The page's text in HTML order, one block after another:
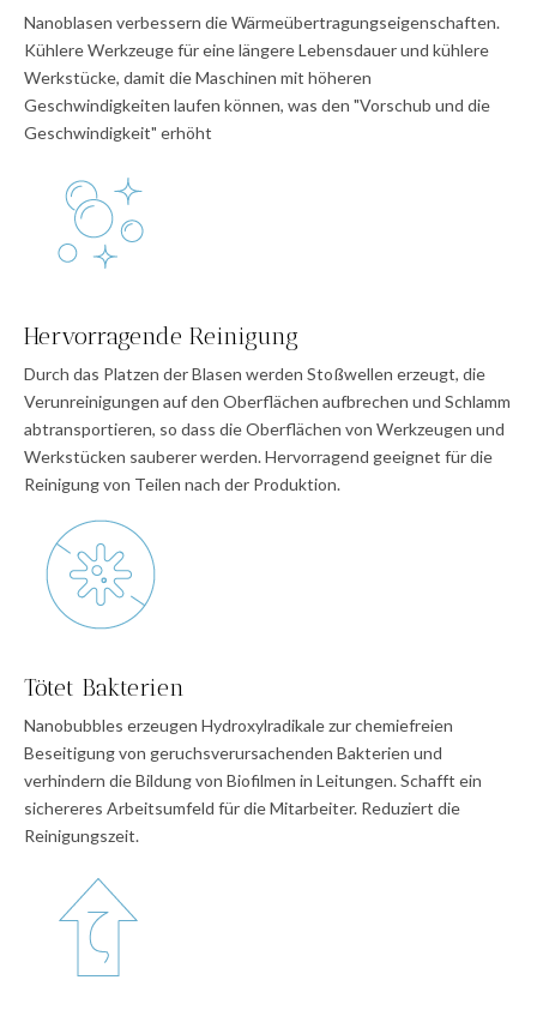
Nanoblasen verbessern die Wärmeübertragungseigenschaften.
Kühlere Werkzeuge für eine längere Lebensdauer und kühlere
Werkstücke, damit die Maschinen mit höheren
Geschwindigkeiten laufen können, was den "Vorschub und die
Geschwindigkeit" erhöht
Hervorragende Reinigung
Durch das Platzen der Blasen werden Stoßwellen erzeugt, die
Verunreinigungen auf den Oberflächen aufbrechen und Schlamm
abtransportieren, so dass die Oberflächen von Werkzeugen und
Werkstücken sauberer werden. Hervorragend geeignet für die
Reinigung von Teilen nach der Produktion.
Tötet Bakterien
Nanobubbles erzeugen Hydroxylradikale zur chemiefreien
Beseitigung von geruchsverursachenden Bakterien und
verhindern die Bildung von Biofilmen in Leitungen. Schafft ein
sichereres Arbeitsumfeld für die Mitarbeiter. Reduziert die
Reinigungszeit.